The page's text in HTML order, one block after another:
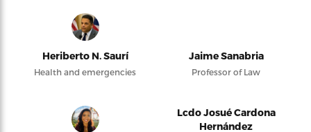
Heriberto N. Saurí
Health and emergencies
Jaime Sanabria
Professor of Law
Lcdo Josué Cardona
Hernández